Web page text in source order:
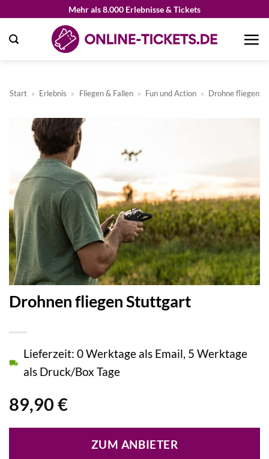
springen
Mehr als 8.000 Erlebnisse & Tickets
Start » Erlebnis » Fliegen & Fallen » Fun und Action » Drohne fliegen
Drohnen fliegen Stuttgart
89,90 €
Lieferzeit: 0 Werktage als Email, 5 Werktage
als Druck/Box Tage
ZUM ANBIETER